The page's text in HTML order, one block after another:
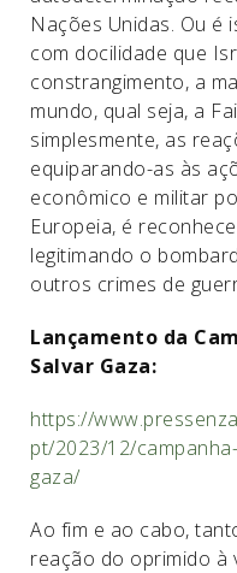
Nações Unidas. Ou é
com docilidade que
constrangimento, a
mundo, qual seja, a
simplesmente, as
equiparando-as às
econômico e militar
Europeia, é
legitimando o
outros crimes de
Lançamento da
Salvar Gaza:
https://
pt/2023/12/
gaza/
Ao fim e ao cabo,
reação do oprimido à